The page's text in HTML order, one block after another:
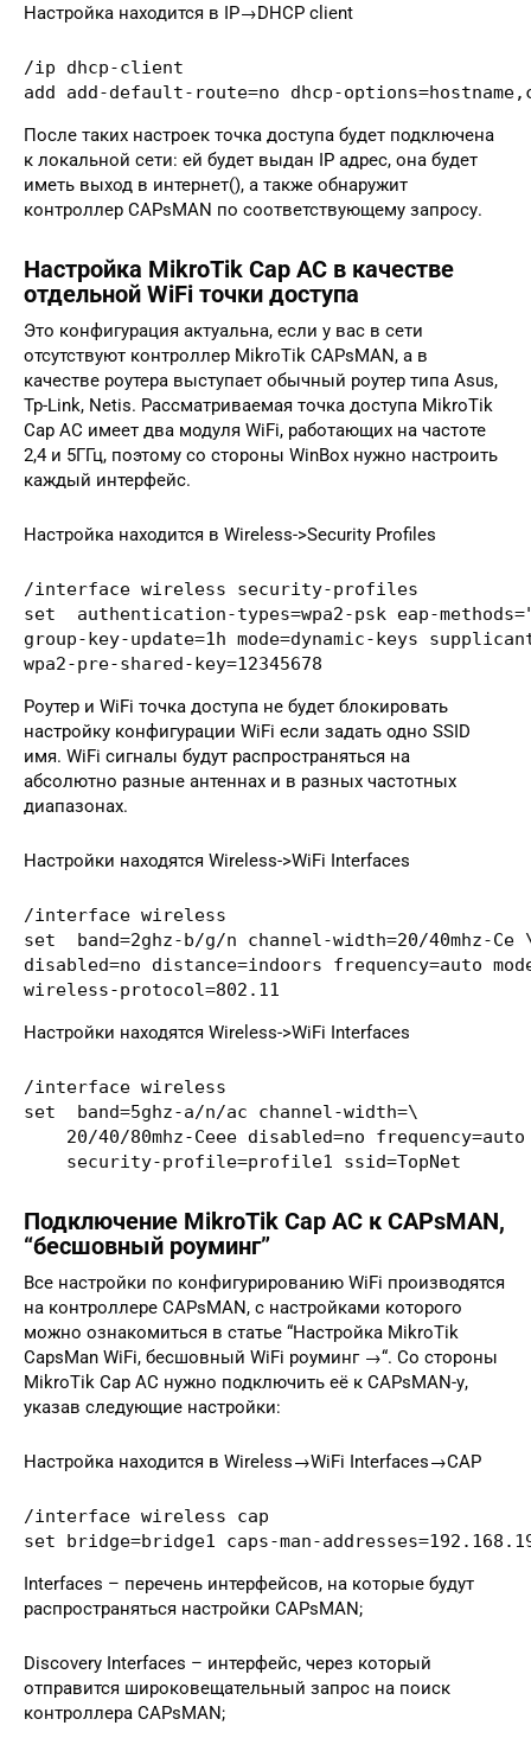
Настройка находится в IP→DHCP client
/ip dhcp-client
add add-default-route=no dhcp-
После таких настроек точка доступа будет подключена
к локальной сети: ей будет выдан IP адрес, она будет
иметь выход в интернет(), а также обнаружит
контроллер CAPsMAN по соответствующему запросу.
Настройка MikroTik Cap AC в качестве
отдельной WiFi точки доступа
Это конфигурация актуальна, если у вас в сети
отсутствуют контроллер MikroTik CAPsMAN, а в
качестве роутера выступает обычный роутер типа Asus,
Tp-Link, Netis. Рассматриваемая точка доступа MikroTik
Cap AC имеет два модуля WiFi, работающих на частоте
2,4 и 5ГГц, поэтому со стороны WinBox нужно настроить
каждый интерфейс.
Настройка находится в Wireless->Security Profiles
/interface wireless security-profiles
set  authentication-types=wpa2-psk eap-
group-key-update=1h mode=dynamic-keys
wpa2-pre-shared-key=12345678
Роутер и WiFi точка доступа не будет блокировать
настройку конфигурации WiFi если задать одно SSID
имя. WiFi сигналы будут распространяться на
абсолютно разные антеннах и в разных частотных
диапазонах.
Настройки находятся Wireless->WiFi Interfaces
/interface wireless
set  band=2ghz-b/g/n channel-width=20/40mhz-Ce
disabled=no distance=indoors frequency=auto
wireless-protocol=802.11
Настройки находятся Wireless->WiFi Interfaces
/interface wireless
set  band=5ghz-a/n/ac channel-width=\
20/40/80mhz-Ceee disabled=no
    security-profile=profile1 ssid=TopNet
Подключение MikroTik Cap AC к CAPsMAN,
“бесшовный роуминг”
Все настройки по конфигурированию WiFi производятся
на контроллере CAPsMAN, с настройками которого
можно ознакомиться в статье “Настройка MikroTik
CapsMan WiFi, бесшовный WiFi роуминг →“. Со стороны
MikroTik Cap AC нужно подключить её к CAPsMAN-у,
указав следующие настройки:
Настройка находится в Wireless→WiFi Interfaces→CAP
/interface wireless cap
set bridge=bridge1 caps-man-
Interfaces – перечень интерфейсов, на которые будут
распространяться настройки CAPsMAN;
Discovery Interfaces – интерфейс, через который
отправится широковещательный запрос на поиск
контроллера CAPsMAN;